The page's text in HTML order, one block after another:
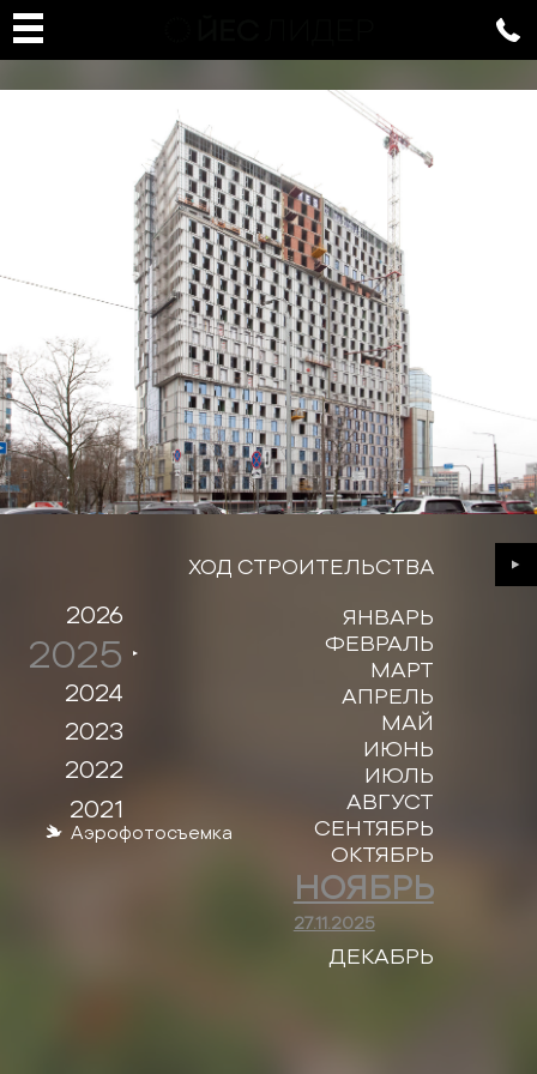
Next
2026
2025
2024
2023
2022
2021
ЯНВАРЬ
ФЕВРАЛЬ
МАРТ
АПРЕЛЬ
МАЙ
ИЮНЬ
ИЮЛЬ
АВГУСТ
СЕНТЯБРЬ
ОКТЯБРЬ
НОЯБРЬ
27.11.2025
ДЕКАБРЬ
Аэрофотосъемка
ХОД СТРОИТЕЛЬСТВА